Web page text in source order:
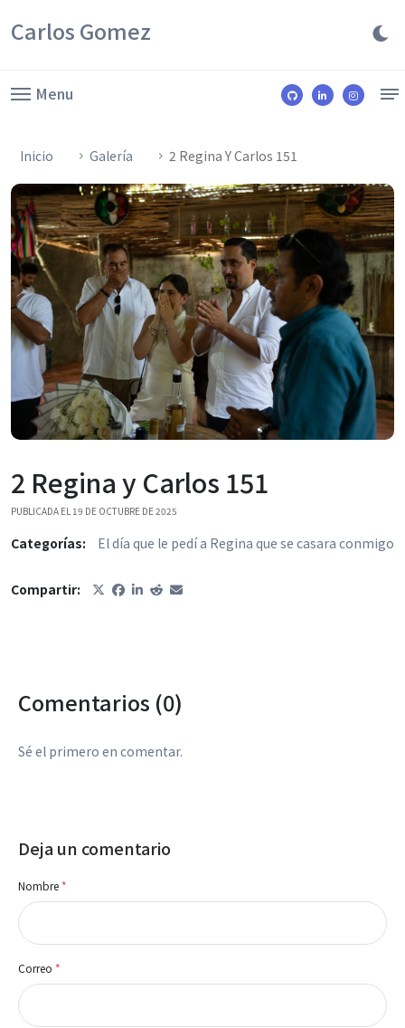
Carlos Gomez
Menu
Inicio Galería 2 Regina Y Carlos 151
2 Regina y Carlos 151
PUBLICADA EL 19 DE OCTUBRE DE 2025
Categorías: El día que le pedí a Regina que se casara conmigo
Compartir:
Comentarios (0)
Sé el primero en comentar.
Deja un comentario
Nombre *
Correo *